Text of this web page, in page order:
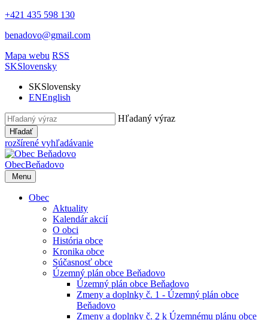
+421 435 598 130
benadovo@gmail.com
Mapa webu RSS
SKSlovensky
SKSlovensky
ENEnglish
Hľadaný výraz
Hľadať
rozšírené vyhľadávanie
ObecBeňadovo
Menu
Obec
Aktuality
Kalendár akcií
O obci
História obce
Kronika obce
Súčasnosť obce
Územný plán obce Beňadovo
Územný plán obce Beňadovo
Zmeny a doplnky č. 1 - Územný plán obce
Beňadovo
Zmeny a doplnky č. 2 k Územnému plánu obce